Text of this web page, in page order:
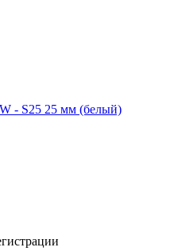
- S25 25 мм (белый)